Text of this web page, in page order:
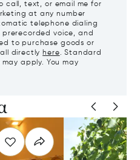
text, or email me for
at any number
telephone dialing
voice, and
to purchase goods or
directly here. Standard
apply. You may